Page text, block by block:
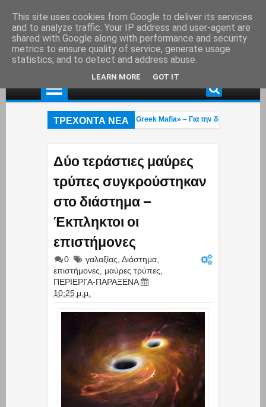
ΤΡΕΧΟΝΤΑ ΝΕΑ
στη Γερμανία εκτελεστής της «Greek Mafia» – Για την δολοφνία
Δύο τεράστιες μαύρες
τρύπες συγκρούστηκαν
στο διάστημα –
Έκπληκτοι οι
επιστήμονες
0 γαλαξίας Διάστημα
επιστήμονες
μαύρες τρύπες
ΠΕΡΙΕΡΓΑ-ΠΑΡΑΞΕΝΑ
10:25 μ.μ.
This site uses cookies from Google to deliver its services
and to analyze traffic. Your IP address and user-agent are
shared with Google along with performance and security
metrics to ensure quality of service, generate usage
statistics, and to detect and address abuse.
LEARN MORE GOT IT